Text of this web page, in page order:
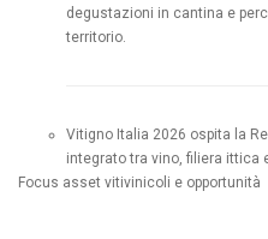
degustazioni in cantina e
territorio.
Vitigno Italia 2026 ospita la
integrato tra vino, filiera ittica
Focus asset vitivinicoli e opportunità